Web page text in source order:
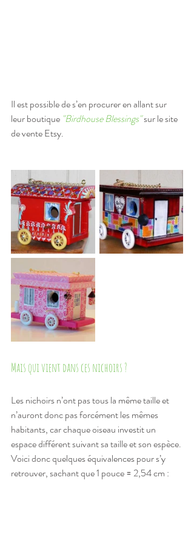
Il est possible de s’en procurer en allant sur
leur boutique "Birdhouse Blessings" sur le site
de vente Etsy.
Mais qui vient dans ces nichoirs ?
Les nichoirs n’ont pas tous la même taille et
n’auront donc pas forcément les mêmes
habitants, car chaque oiseau investit un
espace différent suivant sa taille et son espèce.
Voici donc quelques équivalences pour s’y
retrouver, sachant que 1 pouce = 2,54 cm :